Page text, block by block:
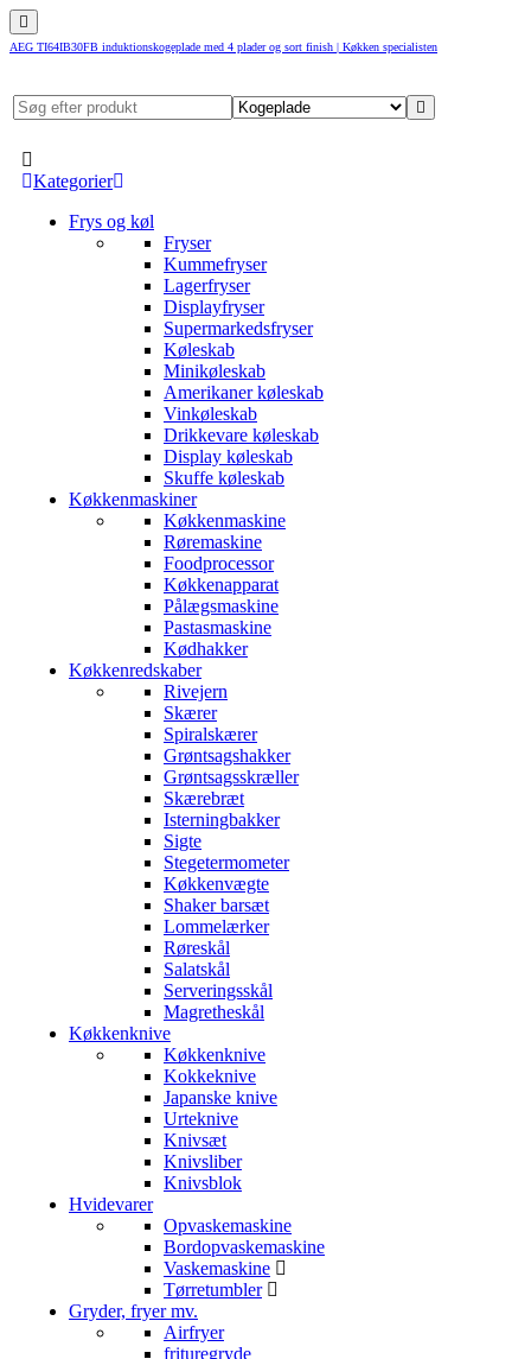
AEG TI64IB30FB induktionskogeplade med 4 plader og sort finish | Køkken specialisten
Kategorier
Frys og køl
Fryser
Kummefryser
Lagerfryser
Displayfryser
Supermarkedsfryser
Køleskab
Minikøleskab
Amerikaner køleskab
Vinkøleskab
Drikkevare køleskab
Display køleskab
Skuffe køleskab
Køkkenmaskiner
Køkkenmaskine
Røremaskine
Foodprocessor
Køkkenapparat
Pålægsmaskine
Pastasmaskine
Kødhakker
Køkkenredskaber
Rivejern
Skærer
Spiralskærer
Grøntsagshakker
Grøntsagsskræller
Skærebræt
Isterningbakker
Sigte
Stegetermometer
Køkkenvægte
Shaker barsæt
Lommelærker
Røreskål
Salatskål
Serveringsskål
Magretheskål
Køkkenknive
Køkkenknive
Kokkeknive
Japanske knive
Urteknive
Knivsæt
Knivsliber
Knivsblok
Hvidevarer
Opvaskemaskine
Bordopvaskemaskine
Vaskemaskine
Tørretumbler
Gryder, fryer mv.
Airfryer
frituregryde